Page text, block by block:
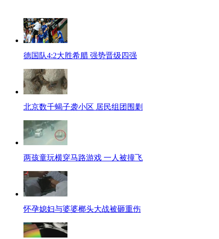
德国队4:2大胜希腊 强势晋级四强
北京数千蝎子袭小区 居民组团围剿
两孩童玩横穿马路游戏 一人被撞飞
怀孕媳妇与婆婆榔头大战被砸重伤